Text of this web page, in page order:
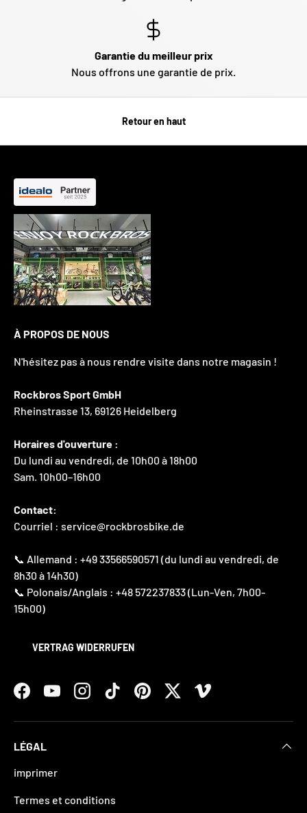
Garantie du meilleur prix
Nous offrons une garantie de prix.
Retour en haut
À PROPOS DE NOUS
N'hésitez pas à nous rendre visite dans notre magasin !
Rockbros Sport GmbH
Rheinstrasse 13, 69126 Heidelberg
Horaires d'ouverture :
Du lundi au vendredi, de 10h00 à 18h00
Sam. 10h00–16h00
Contact:
Courriel : service@rockbrosbike.de
📞 Allemand : +49 33566590571 (du lundi au vendredi, de
8h30 à 14h30)
📞 Polonais/Anglais : +48 572237833 (Lun-Ven, 7h00-
15h00)
VERTRAG WIDERRUFEN
FacebookYouTubeInstagramTikTokPinterestTwitterVimeo
LÉGAL
imprimer
Termes et conditions